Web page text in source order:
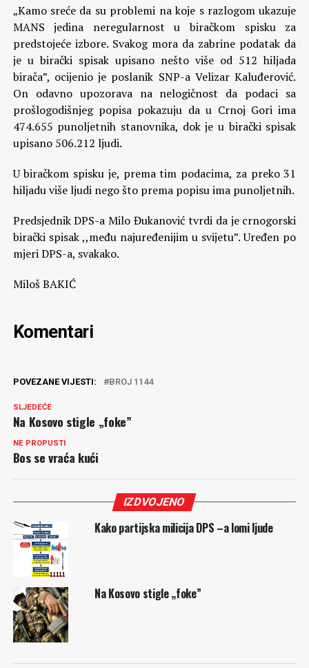
„Kamo sreće da su problemi na koje s razlogom ukazuje
MANS jedina neregularnost u biračkom spisku za
predstojeće izbore. Svakog mora da zabrine podatak da
je u birački spisak upisano nešto više od 512 hiljada
birača”, ocijenio je poslanik SNP-a Velizar Kaluđerović.
On odavno upozorava na nelogičnost da podaci sa
prošlogodišnjeg popisa pokazuju da u Crnoj Gori ima
474.655 punoljetnih stanovnika, dok je u birački spisak
upisano 506.212 ljudi.
U biračkom spisku je, prema tim podacima, za preko 31
hiljadu više ljudi nego što prema popisu ima punoljetnih.
Predsjednik DPS-a Milo Đukanović tvrdi da je crnogorski
birački spisak ,,među najuređenijim u svijetu”. Uređen po
mjeri DPS-a, svakako.
Miloš BAKIĆ
Komentari
POVEZANE VIJESTI: BROJ 1144
SLJEDEĆE
Na Kosovo stigle „foke”
NE PROPUSTI
Bos se vraća kući
IZDVOJENO
Kako partijska milicija DPS –a lomi ljude
Na Kosovo stigle „foke”